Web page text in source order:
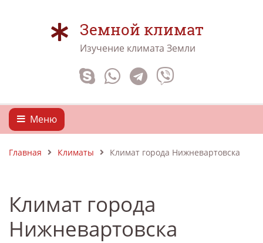
Земной климат
Изучение климата Земли
Меню
Главная Климаты Климат города Нижневартовска
Климат города
Нижневартовска